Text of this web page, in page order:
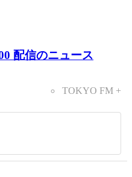
配信のニュース
TOKYO FM +